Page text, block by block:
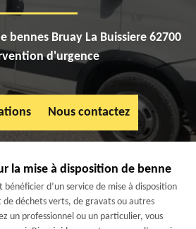
bennes Bruay La Buissiere 62700
d'urgence
Nous contactez
la mise à disposition de benne
d’un service de mise à disposition
de déchets verts, de gravats ou autres
un professionnel ou un particulier, vous